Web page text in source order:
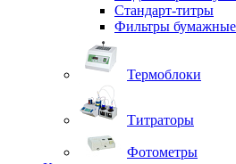
Стандарт-титры
Фильтры бумажные
Термоблоки
Титраторы
Фотометры